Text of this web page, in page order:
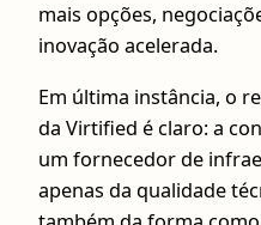
mais opções,
inovação acelerada.
Em última instância, o
da Virtified é claro: a
um fornecedor de
apenas da qualidade